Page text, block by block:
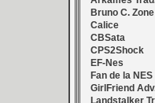
Bruno C. Zone
Calice
CBSata
CPS2Shock
EF-Nes
Fan de la NES
GirlFriend
Landstalker